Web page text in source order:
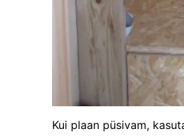
Kui plaan püsivam,